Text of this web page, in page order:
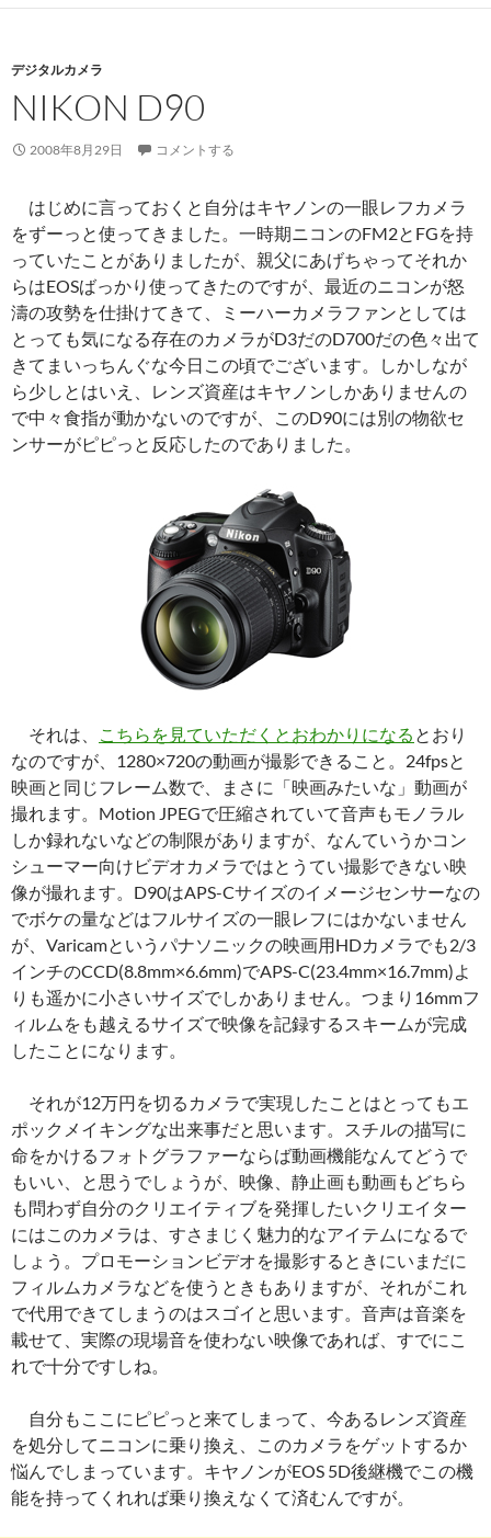
デジタルカメラ
NIKON D90
2008年8月29日 コメントする
はじめに言っておくと自分はキヤノンの一眼レフカメラ
をずーっと使ってきました。一時期ニコンのFM2とFGを持
っていたことがありましたが、親父にあげちゃってそれか
らはEOSばっかり使ってきたのですが、最近のニコンが怒
濤の攻勢を仕掛けてきて、ミーハーカメラファンとしては
とっても気になる存在のカメラがD3だのD700だの色々出て
きてまいっちんぐな今日この頃でございます。しかしなが
ら少しとはいえ、レンズ資産はキヤノンしかありませんの
で中々食指が動かないのですが、このD90には別の物欲セ
ンサーがピピっと反応したのでありました。
それは、 こちらを見ていただくとおわかりになる とおり
なのですが、1280×720の動画が撮影できること。24fpsと
映画と同じフレーム数で、まさに「映画みたいな」動画が
撮れます。Motion JPEGで圧縮されていて音声もモノラル
しか録れないなどの制限がありますが、なんていうかコン
シューマー向けビデオカメラではとうてい撮影できない映
像が撮れます。D90はAPS-Cサイズのイメージセンサーなの
でボケの量などはフルサイズの一眼レフにはかないません
が、Varicamというパナソニックの映画用HDカメラでも2/3
インチのCCD(8.8mm×6.6mm)でAPS-C(23.4mm×16.7mm)よ
りも遥かに小さいサイズでしかありません。つまり16mmフ
ィルムをも越えるサイズで映像を記録するスキームが完成
したことになります。
それが12万円を切るカメラで実現したことはとってもエ
ポックメイキングな出来事だと思います。スチルの描写に
命をかけるフォトグラファーならば動画機能なんてどうで
もいい、と思うでしょうが、映像、静止画も動画もどちら
も問わず自分のクリエイティブを発揮したいクリエイター
にはこのカメラは、すさまじく魅力的なアイテムになるで
しょう。プロモーションビデオを撮影するときにいまだに
フィルムカメラなどを使うときもありますが、それがこれ
で代用できてしまうのはスゴイと思います。音声は音楽を
載せて、実際の現場音を使わない映像であれば、すでにこ
れで十分ですしね。
自分もここにピピっと来てしまって、今あるレンズ資産
を処分してニコンに乗り換え、このカメラをゲットするか
悩んでしまっています。キヤノンがEOS 5D後継機でこの機
能を持ってくれれば乗り換えなくて済むんですが。